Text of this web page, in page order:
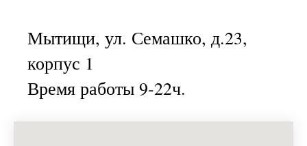
Мытищи, ул. Семашко, д.23,
корпус 1
Время работы 9-22ч.